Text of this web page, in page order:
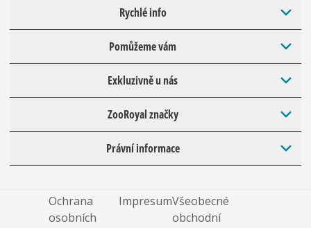
Rychlé info
Pomůžeme vám
Exkluzivně u nás
ZooRoyal značky
Právní informace
Ochrana
osobních
ImpresumVšeobecné
obchodní